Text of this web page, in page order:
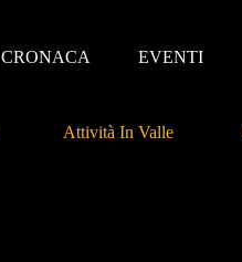
CRONACA EVENTI
Attività In Valle